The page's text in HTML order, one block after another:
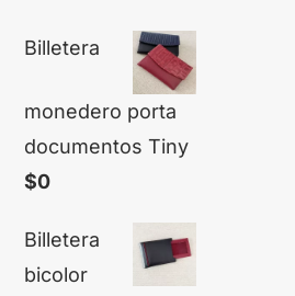
Billetera
monedero porta
documentos Tiny
$0
Billetera
bicolor